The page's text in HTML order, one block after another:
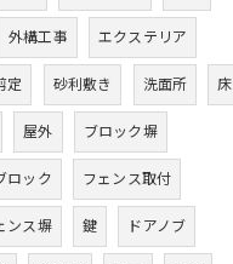
外構工事 エクステリア
定 砂利敷き 洗面所 床
屋外 ブロック塀
ロック フェンス取付
ンス塀 鍵 ドアノブ